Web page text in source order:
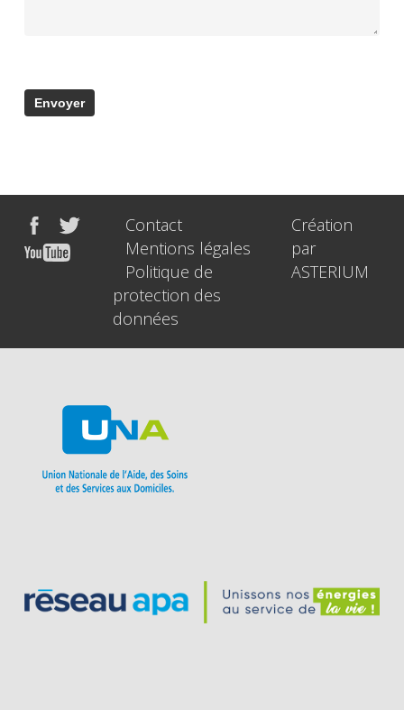
Contact
Mentions légales
Politique de
protection des
données
Création
par
ASTERIUM